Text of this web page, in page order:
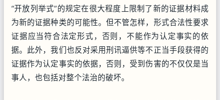
“开放列举式”的规定在很大程度上限制了新的证据材料成
为新的证据种类的可能性。但不管怎样，形式合法性要求
证据应当符合法定形式，否则，不能作为认定事实的依
据。此外，我们也反对采用刑讯逼供等不正当手段获得的
证据作为认定事实的依据，否则，受到伤害的不仅仅是当
事人，也包括对整个法治的破坏。